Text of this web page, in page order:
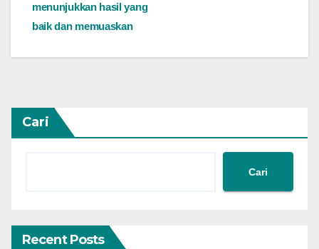
menunjukkan hasil yang
baik dan memuaskan
Cari
Cari
Recent Posts